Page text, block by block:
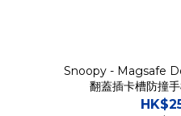
Snoopy - Magsafe
翻蓋插卡槽防撞